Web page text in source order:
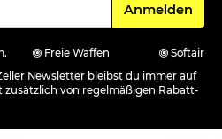
Für den
Anmelden
Freie Waffen
Softair
Newsletter bleibst du immer auf
von regelmäßigen Rabatt-